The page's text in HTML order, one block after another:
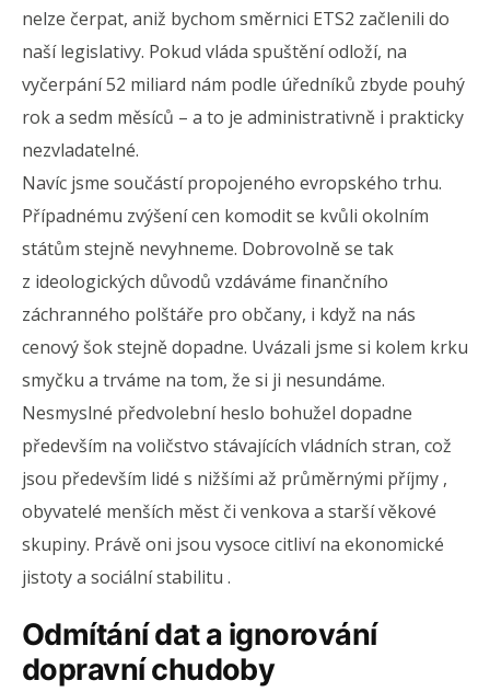
nelze čerpat, aniž bychom směrnici ETS2 začlenili do
naší legislativy. Pokud vláda spuštění odloží, na
vyčerpání 52 miliard nám podle úředníků zbyde pouhý
rok a sedm měsíců – a to je administrativně i prakticky
nezvladatelné.
Navíc jsme součástí propojeného evropského trhu.
Případnému zvýšení cen komodit se kvůli okolním
státům stejně nevyhneme. Dobrovolně se tak
z ideologických důvodů vzdáváme finančního
záchranného polštáře pro občany, i když na nás
cenový šok stejně dopadne. Uvázali jsme si kolem krku
smyčku a trváme na tom, že si ji nesundáme.
Nesmyslné předvolební heslo bohužel dopadne
především na voličstvo stávajících vládních stran, což
jsou především lidé s nižšími až průměrnými příjmy ,
obyvatelé menších měst či venkova a starší věkové
skupiny. Právě oni jsou vysoce citliví na ekonomické
jistoty a sociální stabilitu .
Odmítání dat a ignorování
dopravní chudoby